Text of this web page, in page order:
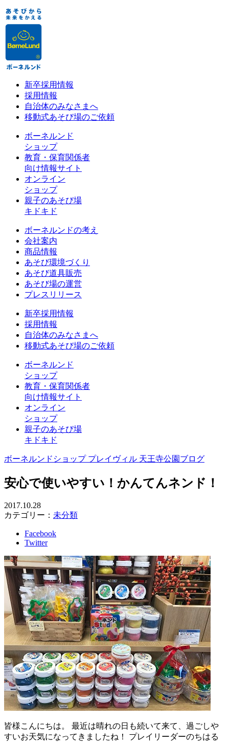
新卒採用情報
採用情報
自治体のみなさまへ
移動式あそび場のご依頼
ボーネルンド
ショップ
教育・保育関係者
向け情報サイト
オンライン
ショップ
親子のあそび場
キドキド
ボーネルンドの考え
会社案内
商品情報
あそび環境づくり
あそび道具販売
あそび場の運営
プレスリリース
新卒採用情報
採用情報
自治体のみなさまへ
移動式あそび場のご依頼
ボーネルンド
ショップ
教育・保育関係者
向け情報サイト
オンライン
ショップ
親子のあそび場
キドキド
ボーネルンドショップ プレイヴィル 天王寺公園ブログ
安心で使いやすい！かんてんネンド！
2017.10.28
カテゴリー： 未分類
Facebook
Twitter
皆様こんにちは。 最近は晴れの日も続いて来て、過ごしや
すいお天気になってきましたね！ プレイリーダーのちはる